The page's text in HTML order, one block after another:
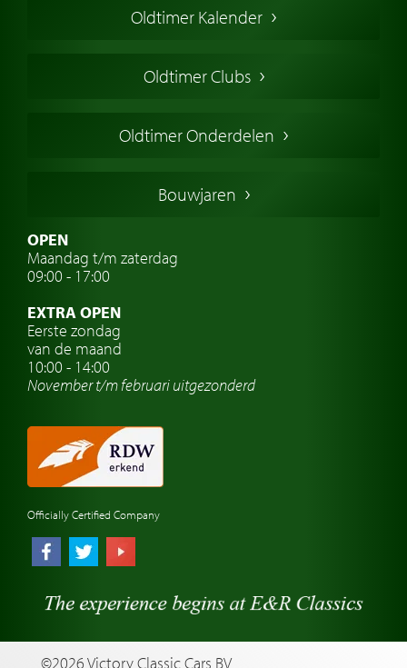
Amerikaanse oldtimers
Franse oldtimers
Zweedse oldtimers
Oldtimer verzekering
Oldtimer reizen
Oldtimerwerkplaats
Automerk horloges
Classic cars Nederland
Oldtimer Kalender
Oldtimer Clubs
Oldtimer Onderdelen
Bouwjaren
OPEN
Maandag t/m zaterdag
09:00 - 17:00
EXTRA OPEN
Eerste zondag
van de maand
10:00 - 14:00
November t/m februariuitgezonderd
Officially Certified Company
©2026 Victory Classic Cars BV